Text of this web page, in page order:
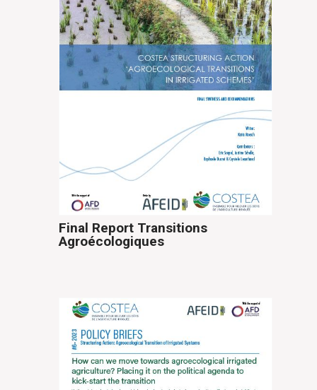
Final Report Transitions
Agroécologiques